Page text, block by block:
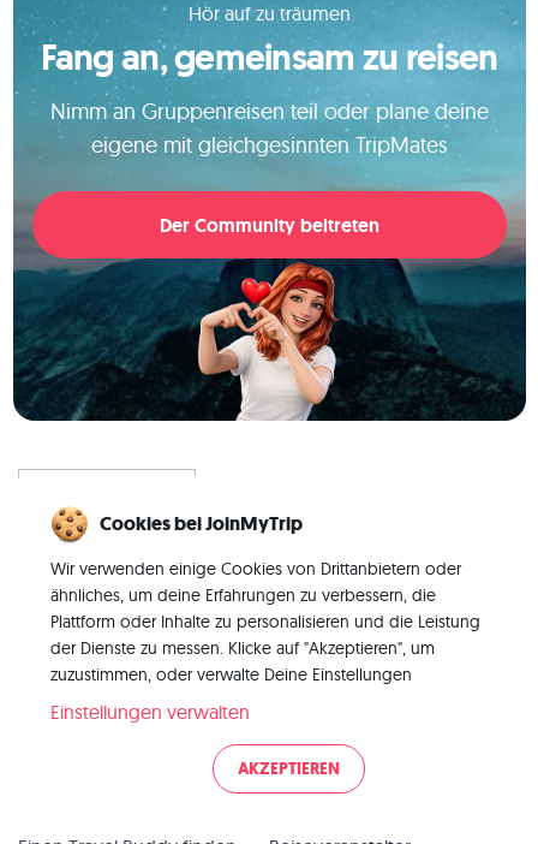
Hör auf zu träumen
Fang an, gemeinsam zu reisen
Nimm an Gruppenreisen teil oder plane deine
eigene mit gleichgesinnten TripMates
Der Community beitreten
Alleinreisen, neu gedacht
– mit der perfekten Crew.
TripLeaders
Cookies bei JoinMyTrip
Wir verwenden einige Cookies von Drittanbietern oder
ähnliches, um deine Erfahrungen zu verbessern, die
Plattform oder Inhalte zu personalisieren und die Leistung
der Dienste zu messen. Klicke auf "Akzeptieren", um
zuzustimmen, oder verwalte Deine Einstellungen
Einstellungen verwalten
AKZEPTIEREN